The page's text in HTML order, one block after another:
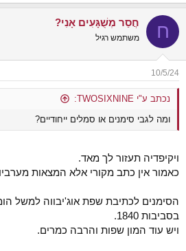
ח חֲסַר מְשֻׁגָּעִים אָנִי?
משתמש רגיל
10/5/24
נכתב ע"י TWOSIXNINE:
ומה לגבי סימנים או סמלים ייחודיים?
ויקיפדיה תעזור לך מאד.
כאמור אין כתב מקורי אלא המצאות מערביות
הסימנים לכתיבת שפת אוג'יבווה למשל
בסביבות 1840.
ויש עוד המון שפות והרבה כמרים.